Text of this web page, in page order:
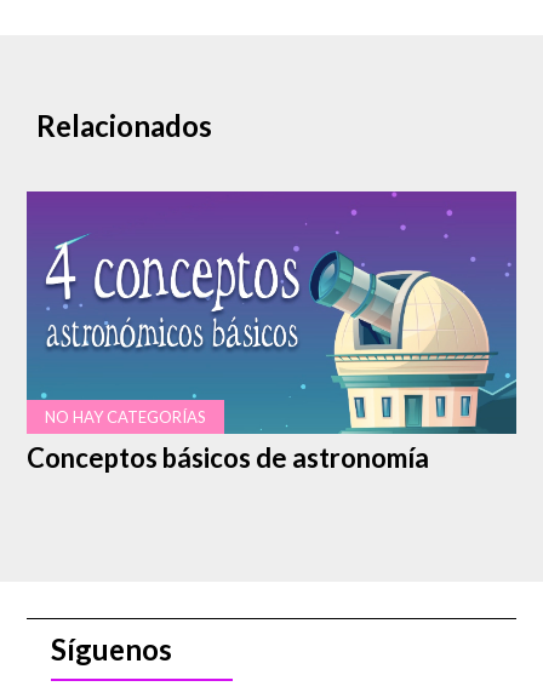
Relacionados
NO HAY CATEGORÍAS
Conceptos básicos de astronomía
Síguenos